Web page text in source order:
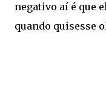
negativo aí é que
quando quisesse